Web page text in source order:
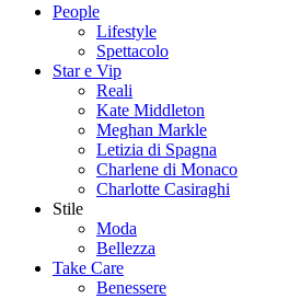
People
Lifestyle
Spettacolo
Star e Vip
Reali
Kate Middleton
Meghan Markle
Letizia di Spagna
Charlene di Monaco
Charlotte Casiraghi
Stile
Moda
Bellezza
Take Care
Benessere